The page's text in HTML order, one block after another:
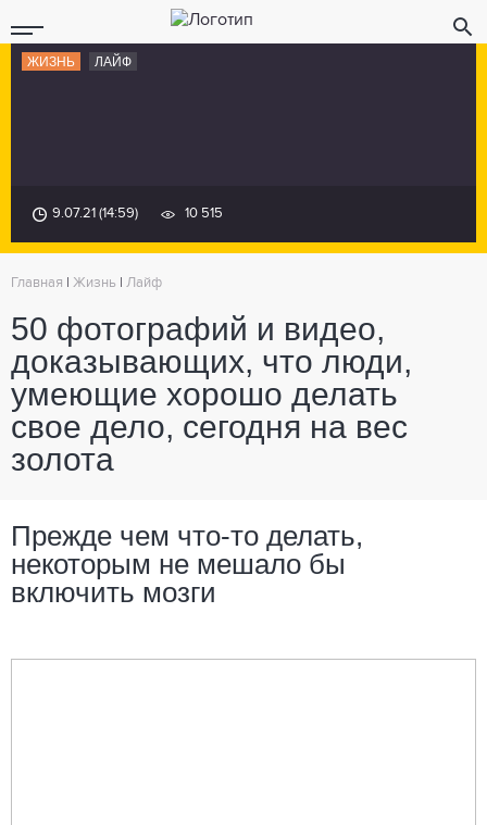
ЖИЗНЬ ЛАЙФ
9.07.21 (14:59) 10 515
Главная Жизнь Лайф
50 фотографий и видео,
доказывающих, что люди,
умеющие хорошо делать
свое дело, сегодня на вес
золота
Прежде чем что-то делать,
некоторым не мешало бы
включить мозги